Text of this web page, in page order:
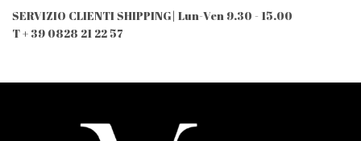
SERVIZIO CLIENTI SHIPPING| Lun-Ven 9.30 - 15.00
T + 39 0828 21 22 57